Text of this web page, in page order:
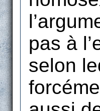
pas à
selon